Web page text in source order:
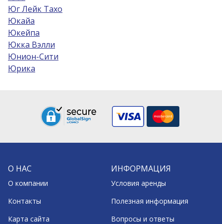
Юг Лейк Тахо
Юкайа
Юкейпа
Юкка Вэлли
Юнион-Сити
Юрика
О НАС
О компании
Контакты
Карта сайта
ИНФОРМАЦИЯ
Условия аренды
Полезная информация
Вопросы и ответы